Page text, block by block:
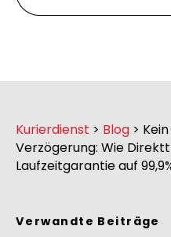
Kurierdienst > Blog >
Verzögerung: Wie
Laufzeitgarantie auf
Verwandte Beiträge